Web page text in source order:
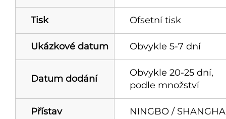
Tisk Ofsetní tisk
Ukázkové datum Obvykle 5-7 dní
Datum dodání
Obvykle 20-25 dní,
podle množství
Přístav NINGBO /